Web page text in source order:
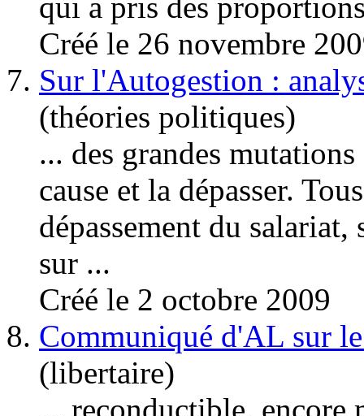
Créé le 26 novembre
7. Sur l'Autogestion :
(théories politiques)
... des grandes
cause et la dépasser.
dépassement du salariat,
sur ...
Créé le 2 octobre 2009
8. Communiqué d'AL sur
(libertaire)